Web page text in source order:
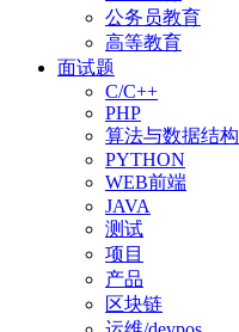
公务员教育
高等教育
面试题
C/C++
PHP
算法与数据结构
PYTHON
WEB前端
JAVA
测试
项目
产品
区块链